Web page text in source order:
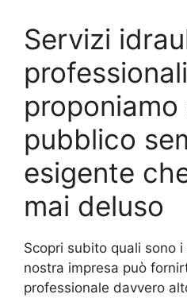
Servizi
proponiamo
pubblico
esigente
mai deluso
Scopri subito quali sono
nostra impresa può
professionale davvero